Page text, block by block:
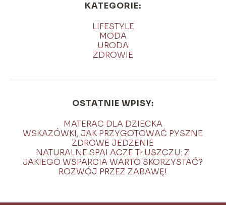
KATEGORIE:
LIFESTYLE
MODA
URODA
ZDROWIE
OSTATNIE WPISY:
MATERAC DLA DZIECKA
WSKAZÓWKI, JAK PRZYGOTOWAĆ PYSZNE
ZDROWE JEDZENIE
NATURALNE SPALACZE TŁUSZCZU: Z
JAKIEGO WSPARCIA WARTO SKORZYSTAĆ?
ROZWÓJ PRZEZ ZABAWĘ!